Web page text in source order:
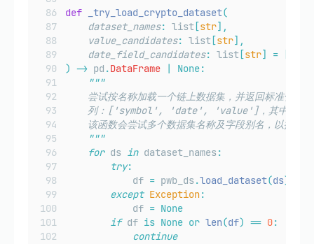
def _try_load_crypto_dataset(
dataset_names: list [str],
value_candidates: list [str],
date_field_candidates: list [str] =
) -> pd .DataFrame |
None:
"""
尝试按名称加载一个链上数据集，并返回标准化后
列：['symbol', 'date', 'value']，其中
该函数会尝试多个数据集名称及字段别名，以提高
"""
for ds in dataset_names:
try:
            df
= pwb_ds.load_dataset(ds)
except Exception:
            df
= None
if df is None or len(df) == 0:
continue